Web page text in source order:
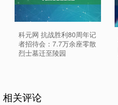
科元网 抗战胜利80周年记
者招待会：7.7万余座零散
烈士墓迁至陵园
相关评论